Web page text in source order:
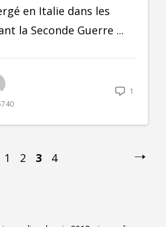
en Italie dans les
la Seconde Guerre ...
1
1 2 3 4